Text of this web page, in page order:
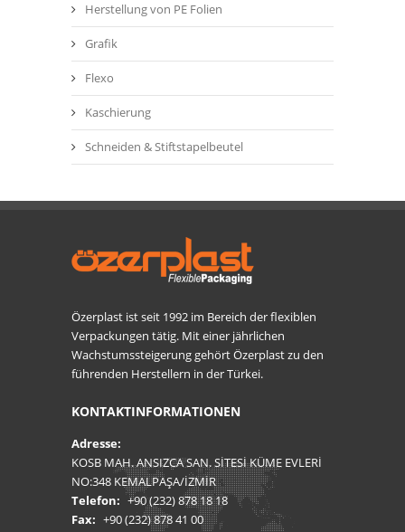
Herstellung von PE Folien
Grafik
Flexo
Kaschierung
Schneiden & Stiftstapelbeutel
Özerplast ist seit 1992 im Bereich der flexiblen
Verpackungen tätig. Mit einer jährlichen
Wachstumssteigerung gehört Özerplast zu den
führenden Herstellern in der Türkei.
KONTAKTINFORMATIONEN
Adresse:
KOSB MAH. ANSIZCA SAN. SİTESİ KÜME EVLERİ
NO:348 KEMALPAŞA/İZMİR
Telefon: +90 (232) 878 18 18
Fax: +90 (232) 878 41 00